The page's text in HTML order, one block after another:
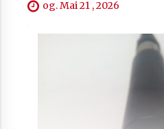
Arrosaren
og. Mai 21 , 2026